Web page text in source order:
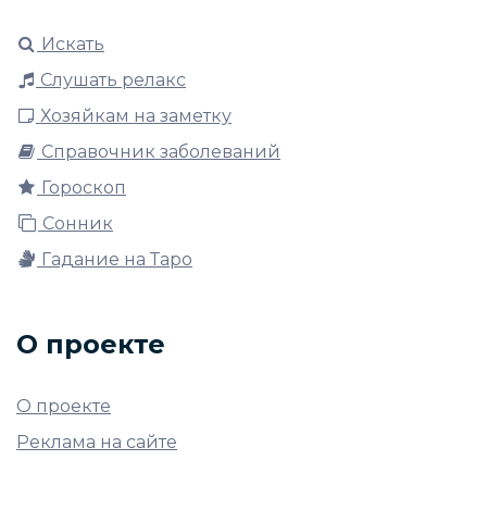
Искать
Слушать релакс
Хозяйкам на заметку
Справочник заболеваний
Гороскоп
Сонник
Гадание на Таро
О проекте
О проекте
Реклама на сайте